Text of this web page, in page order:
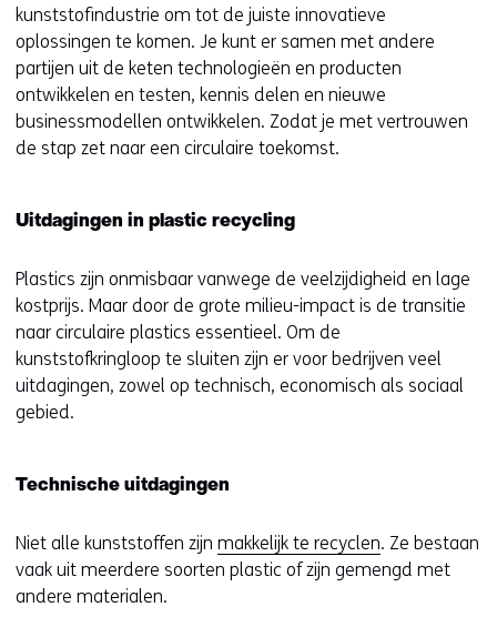
kunststofindustrie om tot de juiste innovatieve
oplossingen te komen. Je kunt er samen met andere
partijen uit de keten technologieën en producten
ontwikkelen en testen, kennis delen en nieuwe
businessmodellen ontwikkelen. Zodat je met vertrouwen
de stap zet naar een circulaire toekomst.
Uitdagingen in plastic recycling
Plastics zijn onmisbaar vanwege de veelzijdigheid en lage
kostprijs. Maar door de grote milieu-impact is de transitie
naar circulaire plastics essentieel. Om de
kunststofkringloop te sluiten zijn er voor bedrijven veel
uitdagingen, zowel op technisch, economisch als sociaal
gebied.
Technische uitdagingen
Niet alle kunststoffen zijn makkelijk te recyclen. Ze bestaan
vaak uit meerdere soorten plastic of zijn gemengd met
andere materialen.